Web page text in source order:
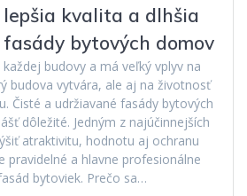
kvalita a dlhšia
bytových domov
budovy a má veľký vplyv na
budova vytvára, ale aj na životnosť
Čisté a udržiavané fasády bytových
dôležité. Jedným z najúčinnejších
atraktivitu, hodnotu aj ochranu
pravidelné a hlavne profesionálne
bytoviek. Prečo sa…